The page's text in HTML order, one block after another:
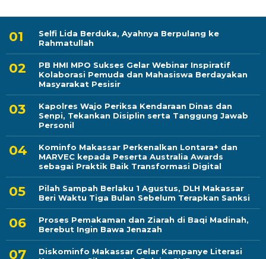
Selfi Lida Berduka, Ayahnya Berpulang ke
Rahmatullah
PB HMI MPO Sukses Gelar Webinar Inspiratif
Kolaborasi Pemuda dan Mahasiswa Berdayakan
Masyarakat Pesisir
Kapolres Wajo Periksa Kendaraan Dinas dan
Senpi, Tekankan Disiplin serta Tanggung Jawab
Personil
Kominfo Makassar Perkenalkan Lontara+ dan
MARVEC kepada Peserta Australia Awards
sebagai Praktik Baik Transformasi Digital
Pilah Sampah Berlaku 1 Agustus, DLH Makassar
Beri Waktu Tiga Bulan Sebelum Terapkan Sanksi
Proses Pemakaman dan Ziarah di Baqi Madinah,
Berebut Ingin Bawa Jenazah
Diskominfo Makassar Gelar Kampanye Literasi